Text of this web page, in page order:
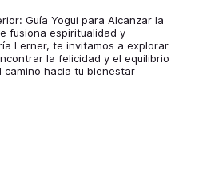
Guía Yogui para Alcanzar la
fusiona espiritualidad y
Lerner, te invitamos a explorar
la felicidad y el equilibrio
camino hacia tu bienestar